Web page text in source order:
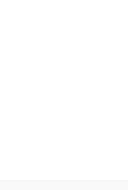
porównaniu z